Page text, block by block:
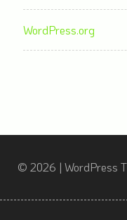
WordPress.org
© 2026 | WordPress